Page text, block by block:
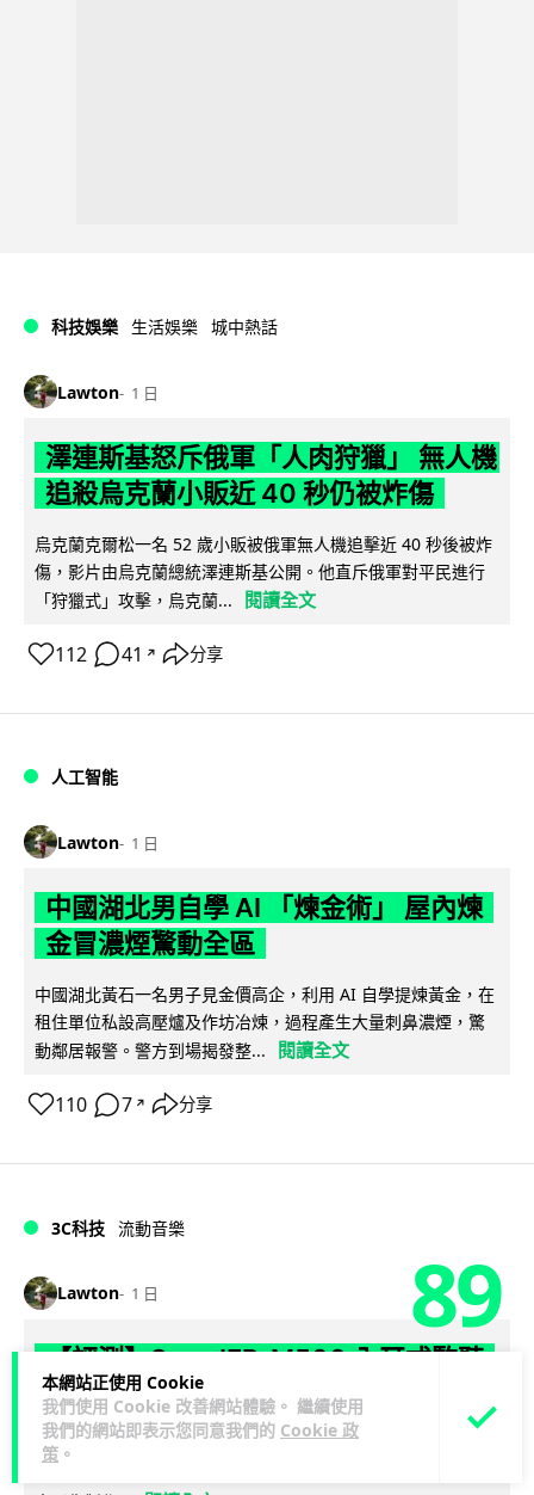
本網站正使用 Cookie
我們使用 Cookie 改善網站體驗。 繼續使用
我們的網站即表示您同意我們的 Cookie 政
策 。
科技娛樂 生活娛樂 城中熱話
Lawton 1 日
澤連斯基怒斥俄軍「人肉狩獵」 無人機
追殺烏克蘭小販近 40 秒仍被炸傷
烏克蘭克爾松一名 52 歲小販被俄軍無人機追擊近 40 秒後被炸
傷，影片由烏克蘭總統澤連斯基公開。他直斥俄軍對平民進行
「狩獵式」攻擊，烏克蘭...
閱讀全文
112 41 ↗ 分享
人工智能
Lawton 1 日
中國湖北男自學 AI 「煉金術」 屋內煉
金冒濃煙驚動全區
中國湖北黃石一名男子見金價高企，利用 AI 自學提煉黃金，在
租住單位私設高壓爐及作坊冶煉，過程產生大量刺鼻濃煙，驚
動鄰居報警。警方到場揭發整...
閱讀全文
110 7 ↗ 分享
3C科技 流動音樂
Lawton 1 日 89
【評測】Sony IER-M500 入耳式監聽
耳機：現場拍攝、後製監聽與人聲利器
談到專業混音專用的聲音監聽耳機，Sony 經典 MDR-7506 到